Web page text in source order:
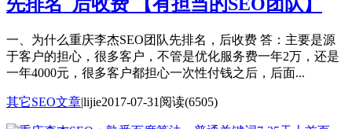
先排名_后收费 【有担当的SEO团队】
一、为什么重庆李杰SEO团队先排名，后收费 答：主要是源
于客户的担心，很多客户，不管是优化服务费一年2万，还是
一年4000元，很多客户都担心一次性付钱之后，后面...
其它SEO文章|lijie2017-07-31 阅读(6505)